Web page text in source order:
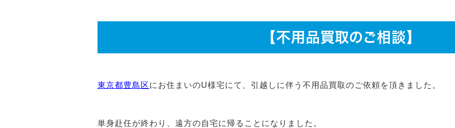
【不用品買取のご相談】
東京都豊島区にお住まいのU様宅にて、引越しに伴う不用品買取のご依頼を頂きました。
単身赴任が終わり、遠方の自宅に帰ることになりました。